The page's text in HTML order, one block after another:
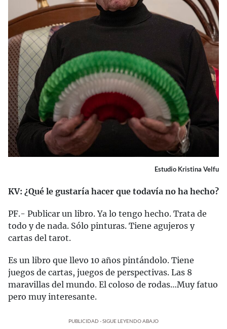
Estudio Kristina Velfu
KV: ¿Qué le gustaría hacer que todavía no ha hecho?
PF.- Publicar un libro. Ya lo tengo hecho. Trata de
todo y de nada. Sólo pinturas. Tiene agujeros y
cartas del tarot.
Es un libro que llevo 10 años pintándolo. Tiene
juegos de cartas, juegos de perspectivas. Las 8
maravillas del mundo. El coloso de rodas…Muy fatuo
pero muy interesante.
PUBLICIDAD - SIGUE LEYENDO ABAJO